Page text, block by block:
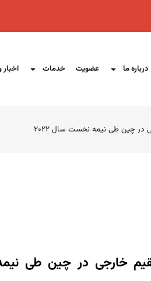
درباره ما عضویت خدمات
مستقیم خارجی در چین طی